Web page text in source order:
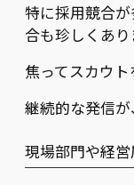
特に採用競合
合も珍しくあり
焦ってスカウ
継続的な発信
現場部門や経